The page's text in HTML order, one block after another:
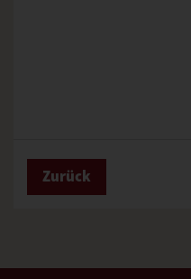
Zurück